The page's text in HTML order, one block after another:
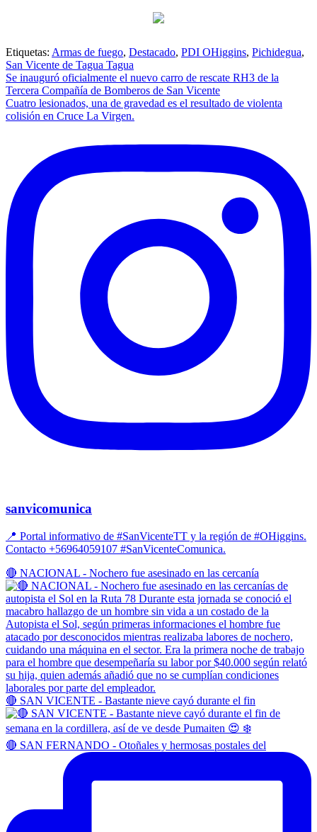
Etiquetas: Armas de fuego, Destacado, PDI OHiggins, Pichidegua,
San Vicente de Tagua Tagua
Navegación
de
entradas
Se inauguró oficialmente el nuevo carro de rescate RH3 de la
Tercera Compañía de Bomberos de San Vicente
Cuatro lesionados, una de gravedad es el resultado de violenta
colisión en Cruce La Virgen.
sanvicomunica
📍 Portal informativo de #SanVicenteTT y la región de #OHiggins.
Contacto +56964059107 #SanVicenteComunica.
🔴 NACIONAL - Nochero fue asesinado en las cercanía
🔴 SAN VICENTE - Bastante nieve cayó durante el fin
🔴 SAN FERNANDO - Otoñales y hermosas postales del